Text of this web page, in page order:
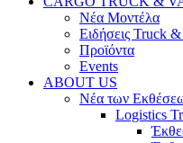
Νέα Μοντέλα
Ειδήσεις Truck
Προϊόντα
Events
ABOUT US
Νέα των
Logistics